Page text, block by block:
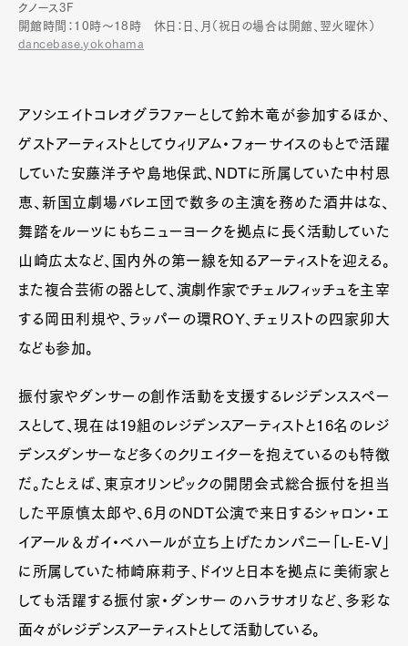
クノース3F
開館時間：10時〜18時 休日：日、月（祝日の場合は開館、翌火曜休）
dancebase.yokohama
アソシエイトコレオグラファーとして鈴木竜が参加するほか、
ゲストアーティストとしてウィリアム・フォーサイスのもとで活躍
していた安藤洋子や島地保武、NDTに所属していた中村恩
恵、新国立劇場バレエ団で数多の主演を務めた酒井はな、
舞踏をルーツにもちニューヨークを拠点に長く活動していた
山崎広太など、国内外の第一線を知るアーティストを迎える。
また複合芸術の器として、演劇作家でチェルフィッチュを主宰
する岡田利規や、ラッパーの環ROY、チェリストの四家卯大
なども参加。
振付家やダンサーの創作活動を支援するレジデンススペー
スとして、現在は19組のレジデンスアーティストと16名のレジ
デンスダンサーなど多くのクリエイターを抱えているのも特徴
だ。たとえば、東京オリンピックの開閉会式総合振付を担当
した平原慎太郎や、6月のNDT公演で来日するシャロン・エ
イアール＆ガイ・ベハールが立ち上げたカンパニー「L-E-V」
に所属していた柿崎麻莉子、ドイツと日本を拠点に美術家と
しても活躍する振付家・ダンサーのハラサオリなど、多彩な
面々がレジデンスアーティストとして活動している。